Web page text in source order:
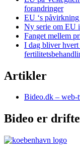
forandringer
EU ‘s
Ny serie om EU
Fanget mellem
I dag bliver hvert
Artikler
Bideo.dk –
Bideo er